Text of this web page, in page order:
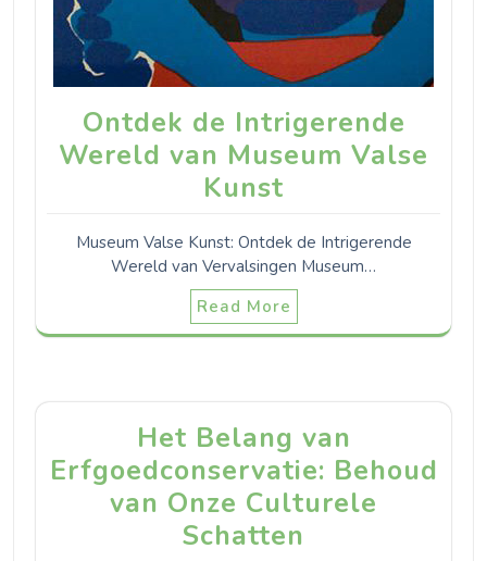
Ontdek de Intrigerende
Wereld van Museum Valse
Kunst
Museum Valse Kunst: Ontdek de Intrigerende
Wereld van Vervalsingen Museum…
Read More
Het Belang van
Erfgoedconservatie: Behoud
van Onze Culturele
Schatten